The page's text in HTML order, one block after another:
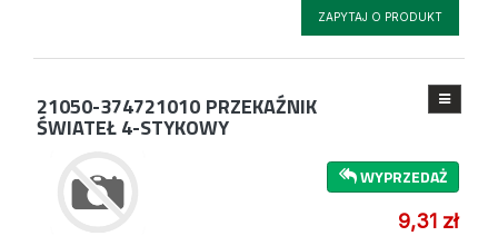
ZAPYTAJ O PRODUKT
21050-374721010 PRZEKAŹNIK
ŚWIATEŁ 4-STYKOWY
WYPRZEDAŻ
9,31 zł